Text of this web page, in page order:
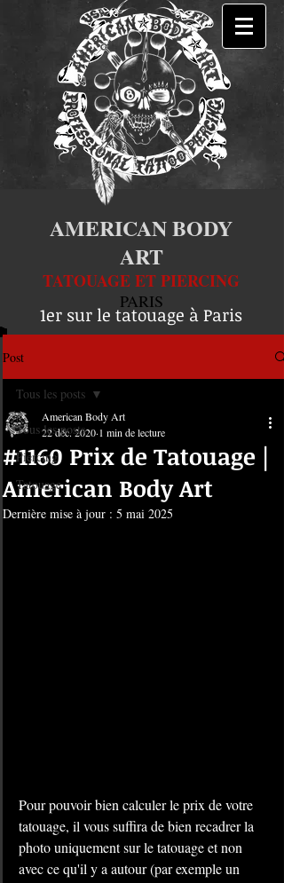
AMERICAN BODY
ART
TATOUAGE ET PIERCING
PARIS
1er sur le tatouage à Paris
Post
Tous les posts
Piercing
Tatouage
Tous les posts
#1160 Prix de Tatouage |
American Body Art
American Body Art
22 déc. 2020 1 min de lecture
Dernière mise à jour : 5 mai 2025
Pour pouvoir bien calculer le prix de votre
tatouage, il vous suffira de bien recadrer la
photo uniquement sur le tatouage et non
avec ce qu'il y a autour (par exemple un